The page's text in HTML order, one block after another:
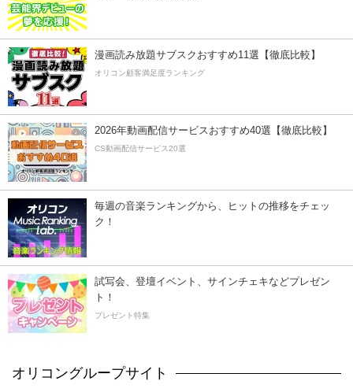
漫画読み放題サブスクおすすめ11選【徹底比較】
オリコン顧客満足度ランキング
2026年動画配信サービスおすすめ40選【徹底比較】
CS動画配信サービス20選
毎週の音楽ランキングから、ヒットの推移をチェッ
ク！
試写会、登壇イベント、サインチェキなどプレゼン
ト！
プレゼント特集
オリコングループサイト